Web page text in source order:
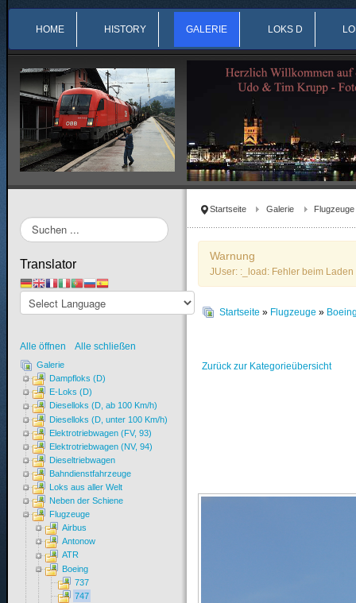
HOME HISTORY GALERIE LOKS D
Startseite Galerie Flugzeuge
Warnung
JUser: :_load: Fehler beim
Startseite » Flugzeuge »
Zurück zur Kategorieübersicht
Suchen
...
Translator
Alle öffnen Alle schließen
Galerie
Dampfloks (D)
E-Loks (D)
Dieselloks (D, ab 100 Km/h)
Dieselloks (D, unter 100 Km/h)
Elektrotriebwagen (FV, 93)
Elektrotriebwagen (NV, 94)
Dieseltriebwagen
Bahndienstfahrzeuge
Loks aus aller Welt
Neben der Schiene
Flugzeuge
Airbus
Antonow
ATR
Boeing
737
747